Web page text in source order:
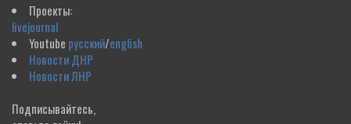
Проекты:
livejournal
Youtube русский/english
Новости ДНР
Новости ЛНР
Подписывайтесь,